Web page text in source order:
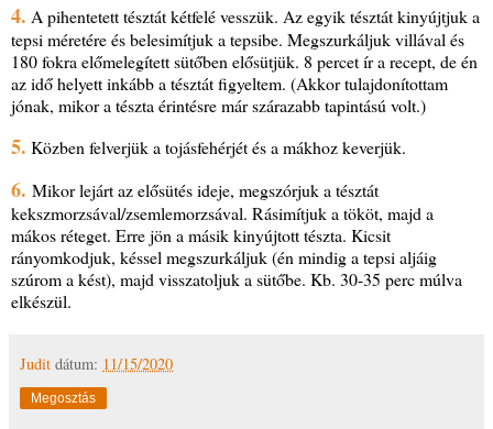
4. A pihentetett tésztát kétfelé vesszük. Az egyik tésztát kinyújtjuk a
tepsi méretére és belesimítjuk a tepsibe. Megszurkáljuk villával és
180 fokra előmelegített sütőben elősütjük. 8 percet ír a recept, de én
az idő helyett inkább a tésztát figyeltem. (Akkor tulajdonítottam
jónak, mikor a tészta érintésre már szárazabb tapintású volt.)
5. Közben felverjük a tojásfehérjét és a mákhoz keverjük.
6. Mikor lejárt az elősütés ideje, megszórjuk a tésztát
kekszmorzsával/zsemlemorzsával. Rásimítjuk a tököt, majd a
mákos réteget. Erre jön a másik kinyújtott tészta. Kicsit
rányomkodjuk, késsel megszurkáljuk (én mindig a tepsi aljáig
szúrom a kést), majd visszatoljuk a sütőbe. Kb. 30-35 perc múlva
elkészül.
Judit dátum: 11/15/2020
Megosztás